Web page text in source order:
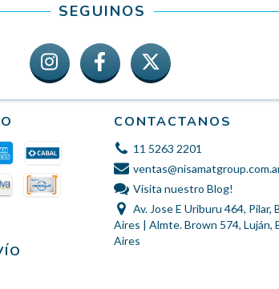
SEGUINOS
CONTACTANOS
11 5263 2201
Visita nuestro Blog!
Av. Jose E Uriburu 464, Pilar,
Aires | Almte. Brown 574, Luján,
Aires